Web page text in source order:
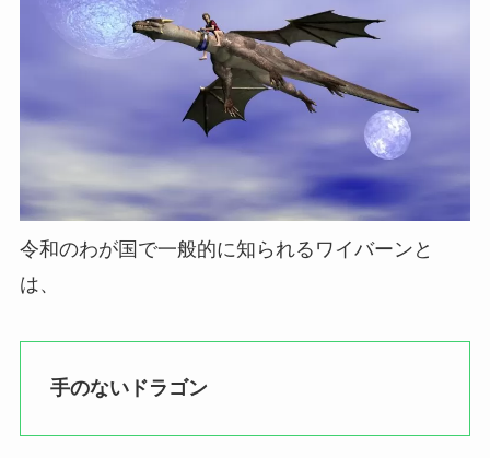
令和のわが国で一般的に知られるワイバーンと
は、
手のないドラゴン